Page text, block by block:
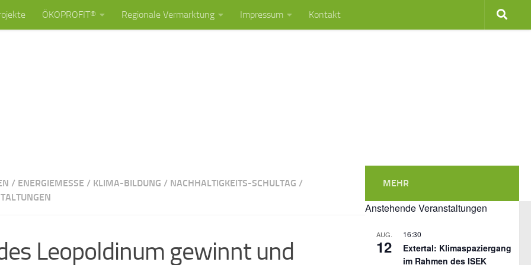
ÖKOPROFIT® Regionale Vermarktung Impressum Kontakt
/ ENERGIEMESSE / KLIMA-BILDUNG / NACHHALTIGKEITS-SCHULTAG /
Leopoldinum gewinnt und
MEHR
Anstehende Veranstaltungen
AUG.
12
16:30
Extertal: Klimaspaziergang
im Rahmen des ISEK